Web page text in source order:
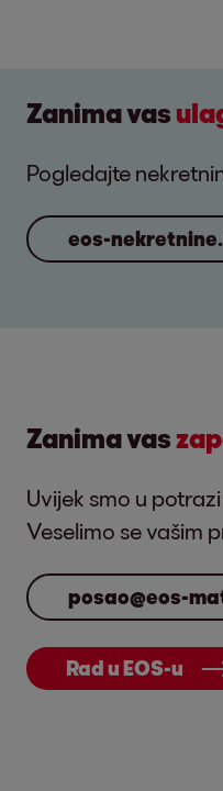
Zanima vas
Pogledajte
eos-
Zanima vas
Uvijek smo u
Veselimo se vašim
posao@eos-
Rad u EOS-u